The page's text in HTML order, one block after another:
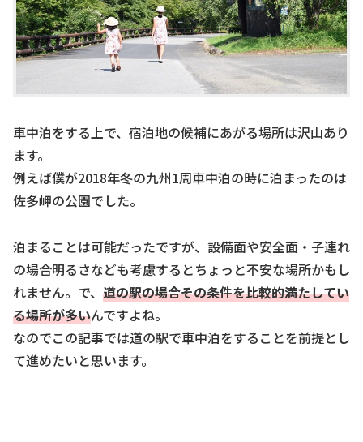
車中泊をする上で、宿泊地の候補にあがる場所は沢山あり
ます。
例えば僕が2018年冬の九州1周車中泊の時に泊まったのは
佐多岬の公園でした。
泊まることは可能だったですが、設備面や安全面・子連れ
の場合明るさなども考慮するとちょっと不安な場所かもし
れません。で、 道の駅の場合その条件を比較的満たしてい
る場所が多いんですよね。
なのでこの記事では道の駅で車中泊をすることを前提とし
て進めたいと思います。